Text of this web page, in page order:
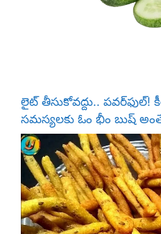
లైట్ తీసుకోవద్దు..
సమస్యలకు ఓం భీం బుష్